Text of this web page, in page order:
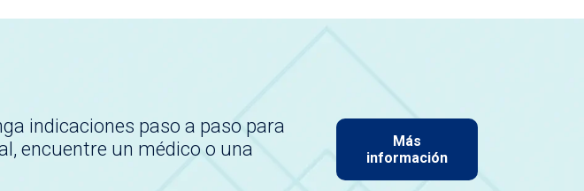
indicaciones paso a paso para
encuentre un médico o una
Más
información